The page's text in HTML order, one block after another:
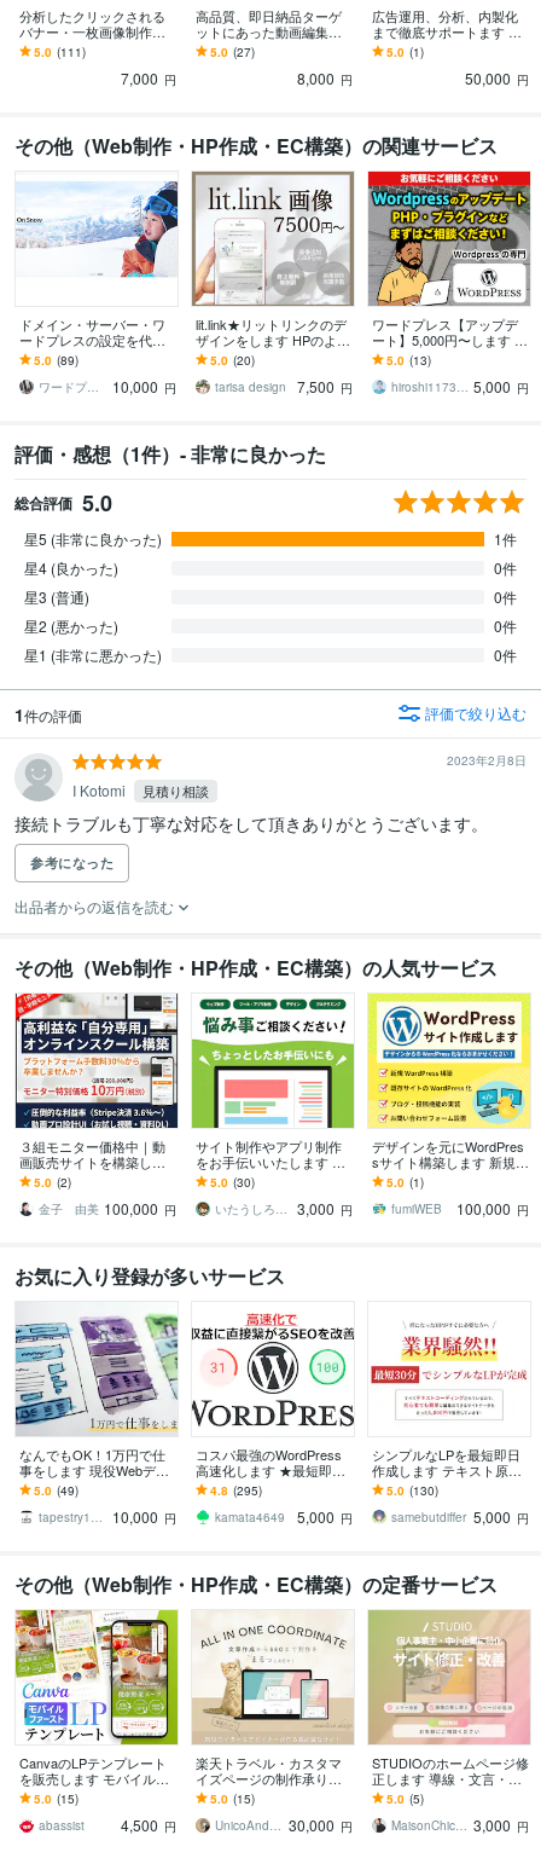
分析したクリックされる
バナー・一枚画像制作し
ます 上級ウェブ解析士、
Google広告資格所有の視
5.0 (111)
7,000 円
高品質、即日納品ターゲ
ットにあった動画編集し
ます webデザイナーがタ
ーゲット刺さる編集でサ
5.0 (27)
8,000 円
広告運用、分析、内製化
まで徹底サポートます 自
動化ツールのパートナー
が効果的広告運用をプラ
5.0 (1)
50,000 円
その他（Web制作・HP作成・EC構築）の関連サービス
ドメイン・サーバー・ワ
ードプレスの設定を代行
します 自分で１から作成
したいが設定が複雑でで
きない方にオススメ！！
5.0 (89)
ワードプレスPro
10,000 円
lit.link★リットリンクのデ
ザインをします HPのよう
な魅力のあるlit.linkにしま
せんか？
5.0 (20)
tarisa design
7,500 円
ワードプレス【アップデ
ート】5,000円〜します W
ordpresssのバージョンア
ップ・PHP・プラグイン
等
5.0 (13)
hiroshi1173（Web解析士） 5,000 円
評価・感想（1件）- 非常に良かった
総合評価 5.0
星5 (非常に良かった)
1件
星4 (良かった)
0件
星3 (普通)
0件
星2 (悪かった)
0件
星1 (非常に悪かった)
0件
1件の評価 評価で絞り込む
2023年2月8日
I Kotomi 見積り相談
接続トラブルも丁寧な対応をして頂きありがとうございます。
参考になった
出品者からの返信を読む
その他（Web制作・HP作成・EC構築）の人気サービス
３組モニター価格中｜動
画販売サイトを構築しま
す プラットフォームへの
高額手数料を卒業し利益
を最大化します
5.0 (2)
金子 由美 100,000 円
サイト制作やアプリ制作
をお手伝いいたします デ
ザイン・コーディング・
プログラミングの悩み事
相談ください！
5.0 (30)
いたうしろ｜Desigh ＆ Web
3,000 円
デザインを元にWordPres
sサイト構築します 新規構
築・静的サイトのWordPr
ess化おまかせください！
5.0 (1)
fumiWEB
100,000 円
お気に入り登録が多いサービス
なんでもOK！1万円で仕
事をします 現役Webデザ
イナーが誠実に対応しま
す
5.0 (49)
tapestry1975
10,000 円
コスパ最強のWordPress
高速化します ★最短即日
★検索順位ＵＰ！★100点
実績★アクセス数ＵＰ！
★
4.8 (295)
kamata4649
5,000 円
シンプルなLPを最短即日
作成します テキスト原稿
を元にhtmlとcssだけでコ
ーディングします。
5.0 (130)
samebutdiffer 5,000 円
その他（Web制作・HP作成・EC構築）の定番サービス
CanvaのLPテンプレート
を販売します モバイルフ
ァーストLP・自由に編集
可能(健康スープver)
5.0 (15)
abassist
4,500 円
楽天トラベル・カスタマ
イズページの制作承りま
す 制作実績100ページ超×
元ホテルマーケで「選ば
れる宿」へ
5.0 (15)
UnicoAndCo Design 30,000 円
STUDIOのホームページ修
正します 導線・文言・ス
マホ表示を整えます
5.0 (5)
MaisonChic_2023 3,000 円